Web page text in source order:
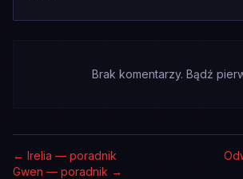
Brak komentarzy. Bądź
← Irelia — poradnik
Gwen — poradnik →